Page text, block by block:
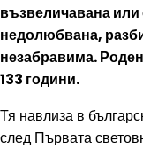
възвеличавана
недолюбвана,
незабравима.
133 години.
Тя навлиза в
след Първата